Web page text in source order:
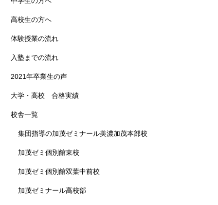
高校生の方へ
体験授業の流れ
入塾までの流れ
2021年卒業生の声
大学・高校 合格実績
校舎一覧
集団指導の加茂ゼミナール美濃加茂本部校
加茂ゼミ個別館東校
加茂ゼミ個別館双葉中前校
加茂ゼミナール高校部